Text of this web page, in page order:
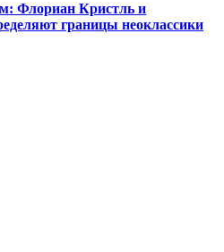
Флориан Кристль и
границы неоклассики